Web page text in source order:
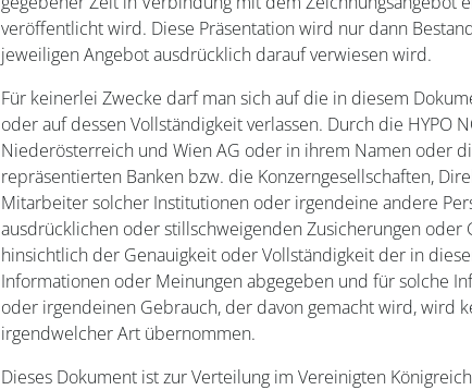
veröffentlicht wird. Diese Präsentation wird nur dann
jeweiligen Angebot ausdrücklich darauf verwiesen wird.
Für keinerlei Zwecke darf man sich auf die in diesem
oder auf dessen Vollständigkeit verlassen. Durch die HYPO
Niederösterreich und Wien AG oder in ihrem Namen oder
repräsentierten Banken bzw. die Konzerngesellschaften,
Mitarbeiter solcher Institutionen oder irgendeine andere
ausdrücklichen oder stillschweigenden Zusicherungen oder
hinsichtlich der Genauigkeit oder Vollständigkeit der in
Informationen oder Meinungen abgegeben und für solche
oder irgendeinen Gebrauch, der davon gemacht wird, wird
irgendwelcher Art übernommen.
Dieses Dokument ist zur Verteilung im Vereinigten